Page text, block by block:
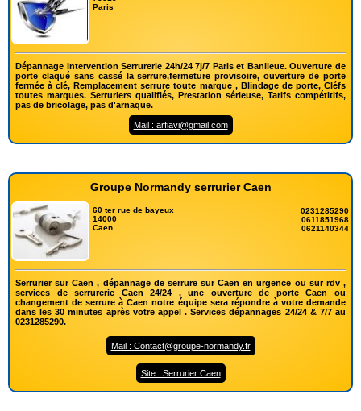
Paris
Dépannage Intervention Serrurerie 24h/24 7j/7 Paris et Banlieue. Ouverture de
porte claqué sans cassé la serrure,fermeture provisoire, ouverture de porte
fermée à clé, Remplacement serrure toute marque , Blindage de porte, Cléfs
toutes marques. Serruriers qualifiés, Prestation sérieuse, Tarifs compétitifs,
pas de bricolage, pas d'arnaque.
Mail : arfiavi@gmail.com
Groupe Normandy serrurier Caen
60 ter rue de bayeux
14000
Caen
0231285290
0611851968
0621140344
Serrurier sur Caen , dépannage de serrure sur Caen en urgence ou sur rdv ,
services de serrurerie Caen 24/24 , une ouverture de porte Caen ou
changement de serrure à Caen notre équipe sera répondre à votre demande
dans les 30 minutes après votre appel . Services dépannages 24/24 & 7/7 au
0231285290.
Mail : Contact@groupe-normandy.fr
Site : Serrurier Caen